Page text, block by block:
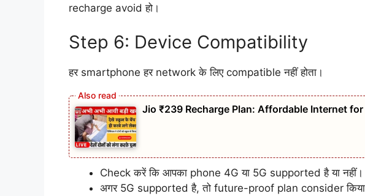
recharge avoid हो।
Step 6: Device Compatibility
हर smartphone हर network के लिए compatible नहीं होता।
Jio ₹239 Recharge Plan: Affordable Internet
Check करें कि आपका phone 4G या 5G supported है या नहीं।
अगर 5G supported है, तो future-proof plan consider किया